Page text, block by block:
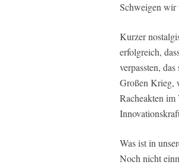
Schweigen wir
Kurzer
erfolgreich,
verpassten,
Großen Krieg,
Racheakten im
Was ist in
Noch nicht